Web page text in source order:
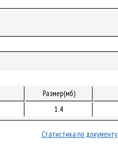
Размер(мб)
1.4
Статистика по документу